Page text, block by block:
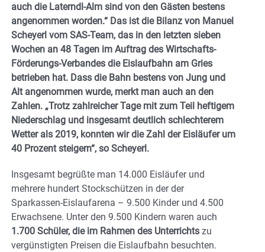
auch die Laterndl-Alm sind von den Gästen bestens
angenommen worden.“ Das ist die Bilanz von Manuel
Scheyerl vom SAS-Team, das in den letzten sieben
Wochen an 48 Tagen im Auftrag des Wirtschafts-
Förderungs-Verbandes die Eislaufbahn am Gries
betrieben hat. Dass die Bahn bestens von Jung und
Alt angenommen wurde, merkt man auch an den
Zahlen. „Trotz zahlreicher Tage mit zum Teil heftigem
Niederschlag und insgesamt deutlich schlechterem
Wetter als 2019, konnten wir die Zahl der Eisläufer um
40 Prozent steigern“, so Scheyerl.
Insgesamt begrüßte man 14.000 Eisläufer und
mehrere hundert Stockschützen in der der
Sparkassen-Eislaufarena – 9.500 Kinder und 4.500
Erwachsene. Unter den 9.500 Kindern waren auch
1.700 Schüler, die im Rahmen des Unterrichts zu
vergünstigten Preisen die Eislaufbahn besuchten.